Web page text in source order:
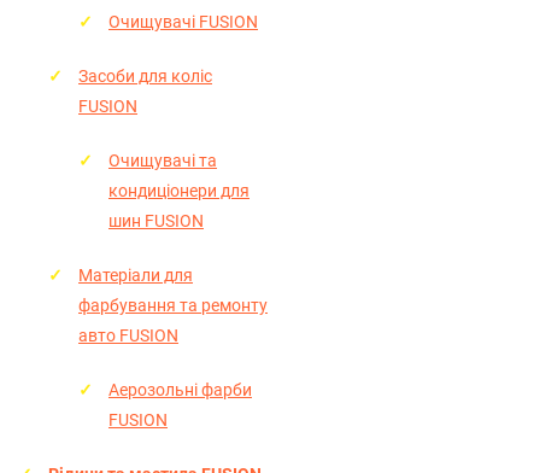
Очищувачі FUSION
Засоби для коліс
FUSION
Очищувачі та
кондиціонери для
шин FUSION
Матеріали для
фарбування та ремонту
авто FUSION
Аерозольні фарби
FUSION